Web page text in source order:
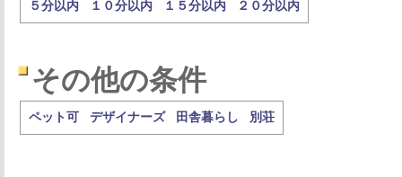
５分以内 １０分以内 １５分以内 ２０分以内
その他の条件
ペット可 デザイナーズ 田舎暮らし 別荘